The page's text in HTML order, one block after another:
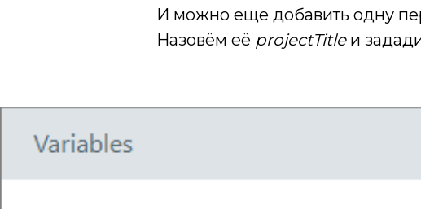
И можно еще добавить одну
Назовём её projectTitleи